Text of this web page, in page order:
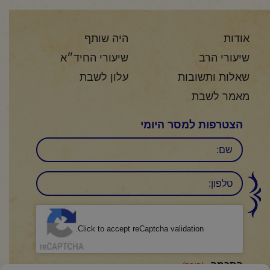
אודות
היה שותף
שיעורי הרב
שיעורי החיד״א
שאלות ותשובות
עלון לשבת
מאמר לשבת
הצטרפות למסר היומי
שם
טלפון:
Click to accept reCaptcha validation.
הסכמה (חובה)